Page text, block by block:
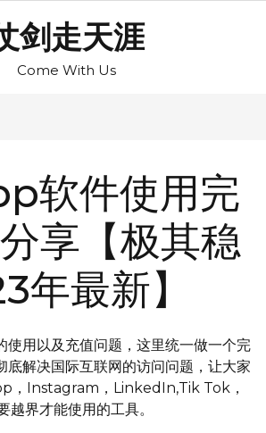
剑走天涯
Come With Us
软件使用完
享【极其稳
年最新】
使用以及充值问题，这里统一做一个完
底解决国际互联网的访问问题，让大家
，Instagram，LinkedIn,Tik Tok，
界才能使用的工具。